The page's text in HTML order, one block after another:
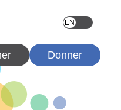
Donner